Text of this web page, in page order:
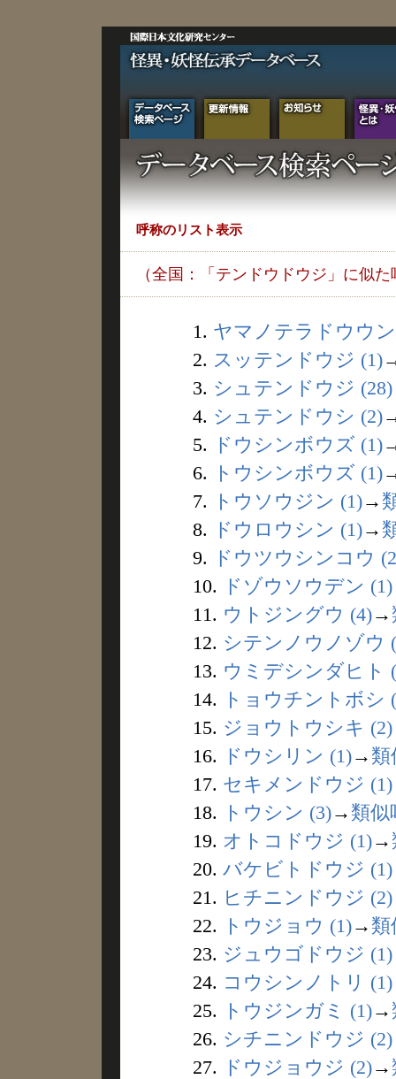
呼称のリスト表示
（全国：「テンドウドウジ」に似た
1. ヤマノテラドウウ
2. スッテンドウジ (1)
3. シュテンドウジ (28)
4. シュテンドウシ (2)
5.
ドウシンボウズ (1)
6.
トウシンボウズ (1)
7.
トウソウジン (1)→
8.
ドウロウシン (1)→
9.
ドウツウシンコウ
10.
ドゾウソウデン (1)
11. ウトジングウ (4)→
12. シテンノウノゾウ
13. ウミデシンダヒト
14.
トョウチントボシ
15. ジョウトウシキ (2)
16.
ドウシリン (1)→ 類
17. セキメンドウジ (1)
18.
トウシン (3)→ 類似
19. オトコドウジ (1)→
20. バケビトドウジ (1)
21. ヒチニンドウジ (2)
22.
トウジョウ (1)→ 類
23. ジュウゴドウジ (1)
24. コウシンノトリ (1)
25.
トウジンガミ (1)→
26. シチニンドウジ (2)
27.
ドウジョウジ (2)→